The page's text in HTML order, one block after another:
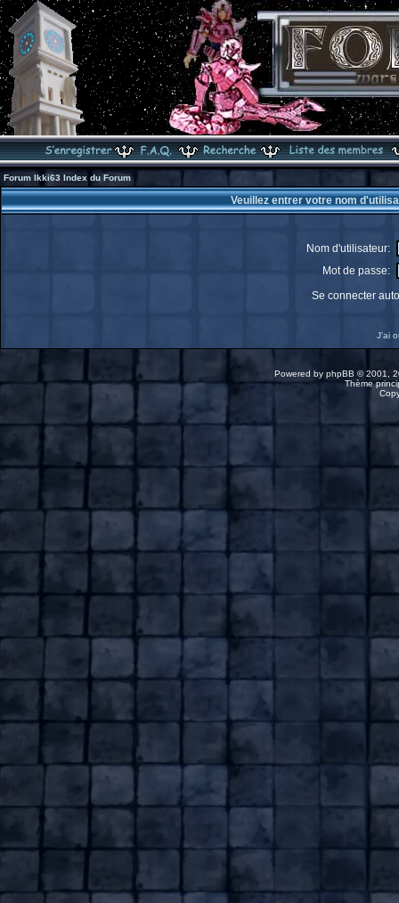
Forum Ikki63 Index du Forum
Veuillez entrer votre nom
Nom d'utilisateur:
Mot de passe:
Se connecter
J'ai
Powered by phpBB © 2001,
Thème